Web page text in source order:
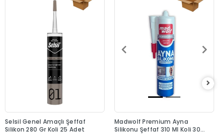
Selsil Genel Amaçlı Şeffaf
Silikon 280 Gr Koli 25 Adet
Madwolf Premium Ayna
Silikonu Şeffaf 310 Ml Koli 30